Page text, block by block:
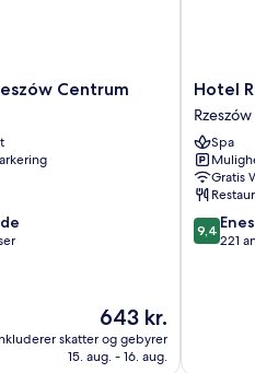
Centrum
Prisen
er
643 kr.
643 kr.
skatter og gebyrer
15. aug. - 16. aug.
Hotel
Rzeszów
Rzeszów
Hotel
Rzeszów
Spa
Gratis
9.4
ud
9,4
221